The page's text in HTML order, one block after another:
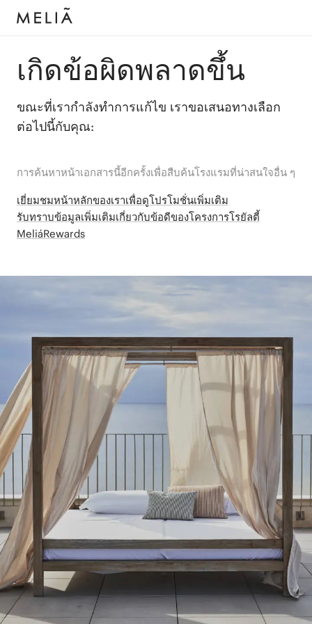
เกิดข้อผิดพลาดขึ้น
ขณะที่เรากำลังทำการแก้ไข เราขอเสนอทางเลือก
ต่อไปนี้กับคุณ:
การค้นหาหน้าเอกสารนี้อีกครั้งเพื่อสืบค้นโรงแรมที่น่าสนใจอื่น ๆ
เยี่ยมชมหน้าหลักของเราเพื่อดูโปรโมชั่นเพิ่มเติม
รับทราบข้อมูลเพิ่มเติมเกี่ยวกับข้อดีของโครงการโรยัลตี้
MeliáRewards